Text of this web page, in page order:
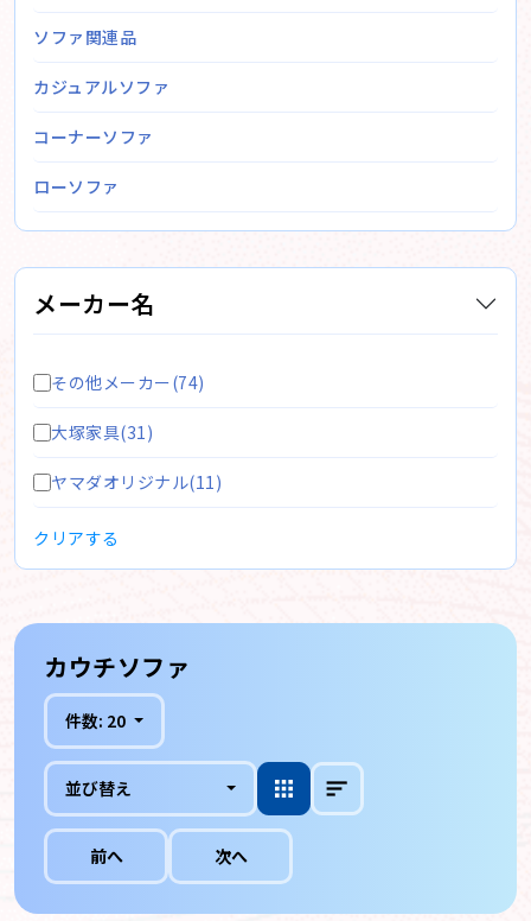
ソファ関連品
カジュアルソファ
コーナーソファ
ローソファ
メーカー名
その他メーカー(74)
大塚家具(31)
ヤマダオリジナル(11)
クリアする
カウチソファ
件数: 20
並び替え
前へ 次へ